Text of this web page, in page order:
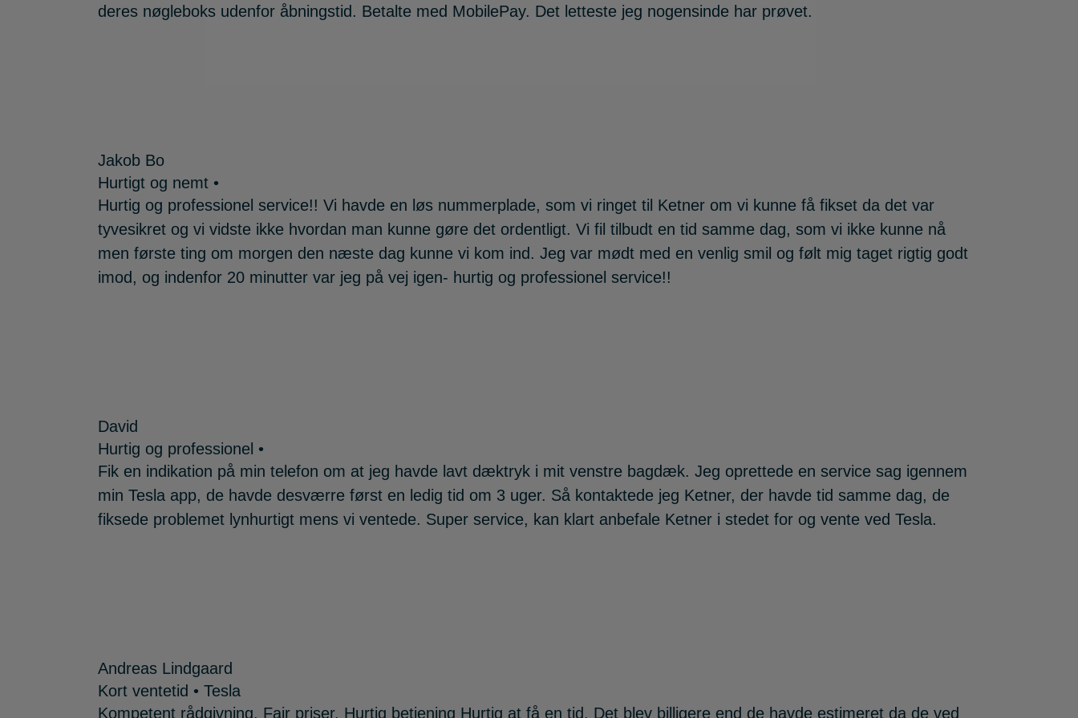
deres nøgleboks udenfor åbningstid. Betalte med MobilePay. Det letteste jeg nogensinde har prøvet.
Jakob Bo
Hurtigt og nemt •
Hurtig og professionel service!! Vi havde en løs nummerplade, som vi ringet til Ketner om vi kunne få fikset da det var
tyvesikret og vi vidste ikke hvordan man kunne gøre det ordentligt. Vi fil tilbudt en tid samme dag, som vi ikke kunne nå
men første ting om morgen den næste dag kunne vi kom ind. Jeg var mødt med en venlig smil og følt mig taget rigtig godt
imod, og indenfor 20 minutter var jeg på vej igen- hurtig og professionel service!!
David
Hurtig og professionel •
Fik en indikation på min telefon om at jeg havde lavt dæktryk i mit venstre bagdæk. Jeg oprettede en service sag igennem
min Tesla app, de havde desværre først en ledig tid om 3 uger. Så kontaktede jeg Ketner, der havde tid samme dag, de
fiksede problemet lynhurtigt mens vi ventede. Super service, kan klart anbefale Ketner i stedet for og vente ved Tesla.
Andreas Lindgaard
Kort ventetid • Tesla
Kompetent rådgivning. Fair priser. Hurtig betjening Hurtig at få en tid. Det blev billigere end de havde estimeret da de ved